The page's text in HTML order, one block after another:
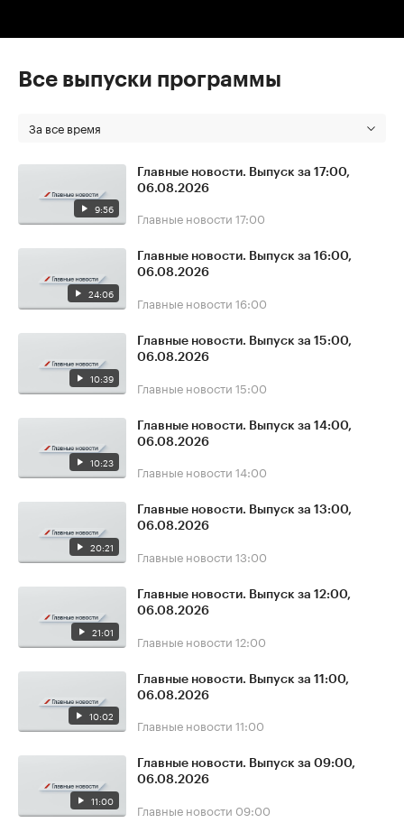
Все выпуски программы
За все время
9:56
Главные новости. Выпуск за 17:00,
06.08.2026
Главные новости 17:00
24:06
Главные новости. Выпуск за 16:00,
06.08.2026
Главные новости 16:00
10:39
Главные новости. Выпуск за 15:00,
06.08.2026
Главные новости 15:00
10:23
Главные новости. Выпуск за 14:00,
06.08.2026
Главные новости 14:00
20:21
Главные новости. Выпуск за 13:00,
06.08.2026
Главные новости 13:00
21:01
Главные новости. Выпуск за 12:00,
06.08.2026
Главные новости 12:00
10:02
Главные новости. Выпуск за 11:00,
06.08.2026
Главные новости 11:00
11:00
Главные новости. Выпуск за 09:00,
06.08.2026
Главные новости 09:00